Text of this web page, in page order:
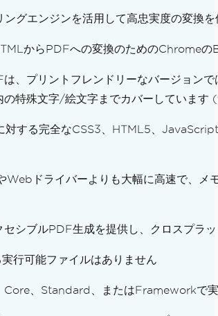
エンジンを活用して高忠実度の変換
からPDFへの変換のためのChrome
、プリントフレンドリーなバージョン
の特殊文字/絵文字までカバーしていま
対する完全なCSS3、HTML5、
Webドライバーよりも大幅に高速で、メ
シブルPDF生成を提供し、クロスプラ
行可能ファイルはありません
、Standard、またはFrameworkで